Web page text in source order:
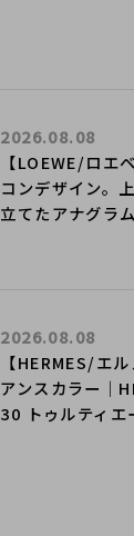
【LOEWE/ロエ
コンデザイン。
立てたアナグラ
2026.08.08
【HERMES/エ
アンスカラー｜
30 トゥルティエ
2026.08.08